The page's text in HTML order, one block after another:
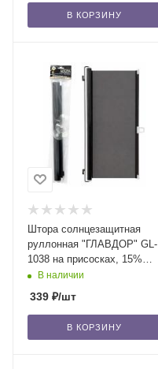
В КОРЗИНУ
Штора солнцезащитная
руллонная "ГЛАВДОР" GL-
1038 на присосках, 15%
(68х130 см)/50
В наличии
339 ₽/шт
В КОРЗИНУ